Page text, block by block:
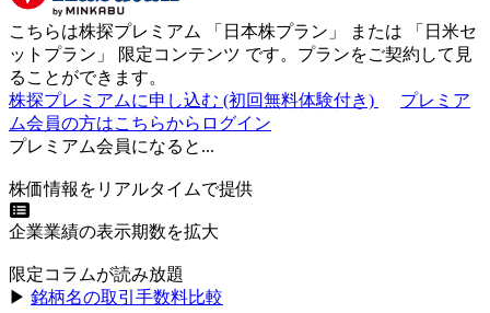
こちらは株探プレミアム 「 日本株プラン 」 または 「 日米セ
ットプラン 」 限定コンテンツ です。プランをご契約して見
ることができます。
株探プレミアムに申し込む (初回無料体験付き)
プレミア
ム会員の方はこちらからログイン
プレミアム会員になると...
株価情報をリアルタイムで提供
企業業績の表示期数を拡大
限定コラムが読み放題
▶︎ 銘柄名の取引手数料比較